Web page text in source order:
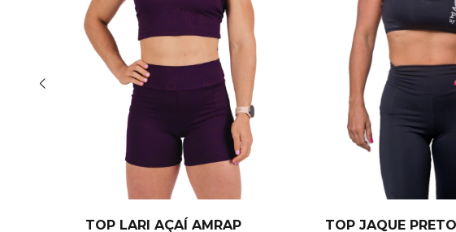
TOP LARI AÇAÍ AMRAP TOP JAQUE PRETO